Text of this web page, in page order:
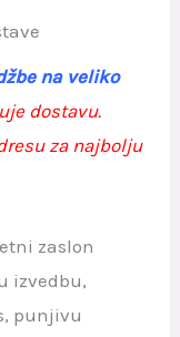
na veliko
dostavu.
za najbolju
zaslon
izvedbu,
punjivu